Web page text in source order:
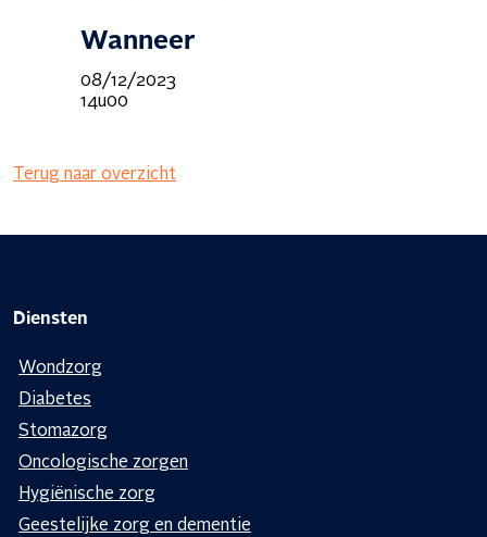
Wanneer
08/12/2023
14u00
Terug naar overzicht
Diensten
Wondzorg
Diabetes
Stomazorg
Oncologische zorgen
Hygiënische zorg
Geestelijke zorg en dementie